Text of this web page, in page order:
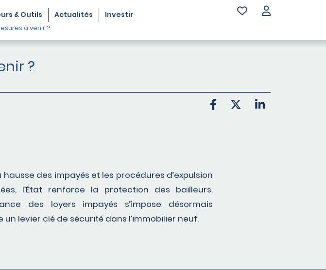
& Outils Actualités Investir
à venir ?
?
hausse des impayés et les procédures d’expulsion
l’État renforce la protection des bailleurs.
des loyers impayés s’impose désormais
un levier clé de sécurité dans l’immobilier neuf.